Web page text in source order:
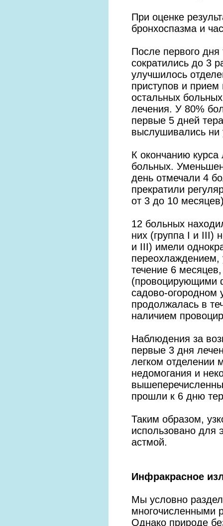
При оценке
бронхоспазма и
После первого
сократились до 3
улучшилось
приступов и прием
остальных
лечения. У 80%
первые 5 дней
выслушивались ни
К окончанию
больных.
день отмечали 4
прекратили
от 3 до 10
12 больных
них (группа I и III)
и III) имели
переохлаждением,
течение 6
(провоцирующими
садово-огородном
продолжалась в
наличием
Наблюдения за
первые 3 дня
легком отделении
недомогания и
прошли к 6 дню
Таким образом,
использовано для
астмой.
Инфракрасное
Мы условно
многочисленными
Однако природе